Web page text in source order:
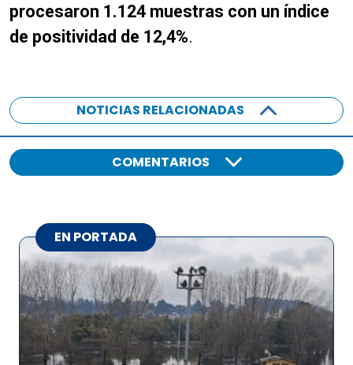
procesaron 1.124 muestras con un índice
de positividad de 12,4%.
NOTICIAS RELACIONADAS
COMENTARIOS
EN PORTADA